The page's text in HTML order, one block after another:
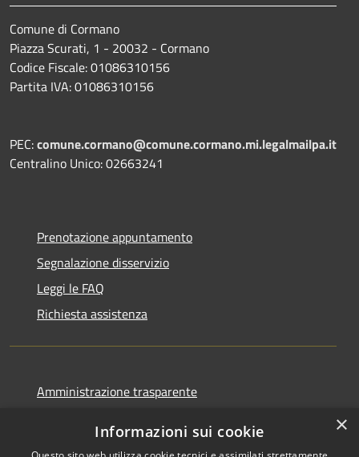
Comune di Cormano
Piazza Scurati, 1 - 20032 - Cormano
Codice Fiscale: 01086310156
Partita IVA: 01086310156
PEC:comune.cormano@comune.cormano.mi.legalmailpa.it
Centralino Unico: 02663241
Prenotazione appuntamento
Segnalazione disservizio
Leggi le FAQ
Richiesta assistenza
Amministrazione trasparente
×
Informazioni sui cookie